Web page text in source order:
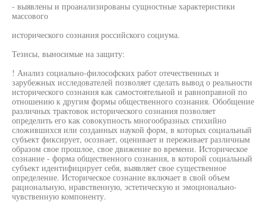
- выявлены и проанализированы сущностные характеристики
массового
исторического сознания российского социума.
Тезисы, выносимые на защиту:
! Анализ социально-философских работ отечественных и
зарубежных исследователей позволяет сделать вывод о реальности
исторического сознания как самостоятельной и равноправной по
отношению к другим формы общественного сознания. Обобщение
различных трактовок исторического сознания позволяет
определить его как совокупность многообразных стихийно
сложившихся или созданных наукой форм, в которых социальный
субъект фиксирует, осознает, оценивает и переживает различным
образом свое прошлое, свое движение во времени. Историческое
сознание - форма общественного сознания, в которой социальный
субъект идентифицирует себя, выявляет свое существенное
определение. Историческое сознание включает в свой объем
рациональную, нравственную, эстетическую и эмоционально-
чувственную компоненту.